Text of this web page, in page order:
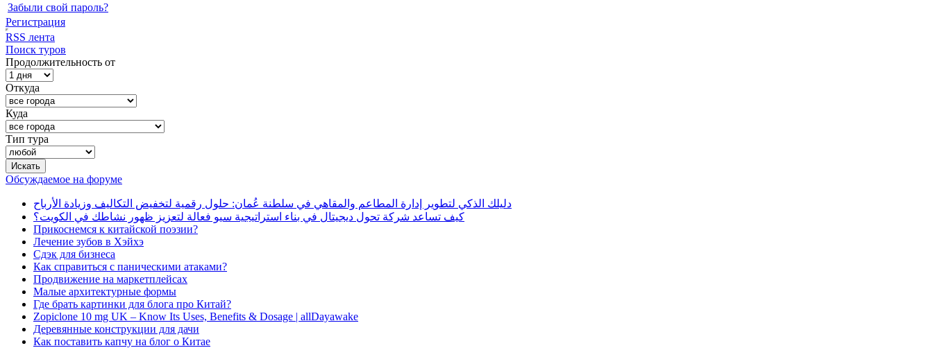
Забыли свой пароль?
Регистрация
RSS лента
Поиск туров
Продолжительность от
Откуда
Куда
Тип тура
Обсуждаемое на форуме
دليلك الذكي لتطوير إدارة المطاعم والمقاهي في سلطنة عُمان: حلول رقمية لتخفيض التكاليف وزيادة الأرباح
كيف تساعد شركة تحول ديجيتال في بناء استراتيجية سيو فعالة لتعزيز ظهور نشاطك في الكويت؟
Прикоснемся к китайской поэзии?
Лечение зубов в Хэйхэ
Сдэк для бизнеса
Как справиться с паническими атаками?
Продвижение на маркетплейсах
Малые архитектурные формы
Где брать картинки для блога про Китай?
Zopiclone 10 mg UK – Know Its Uses, Benefits & Dosage | allDayawake
Деревянные конструкции для дачи
Как поставить капчу на блог о Китае